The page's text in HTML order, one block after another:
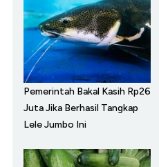
Pemerintah Bakal Kasih Rp26
Juta Jika Berhasil Tangkap
Lele Jumbo Ini